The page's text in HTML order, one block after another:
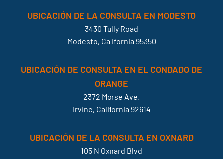
UBICACIÓN DE LA CONSULTA EN MODESTO
3430 Tully Road
Modesto, California 95350
UBICACIÓN DE CONSULTA EN EL CONDADO DE
ORANGE
2372 Morse Ave.
Irvine, California 92614
UBICACIÓN DE LA CONSULTA EN OXNARD
105 N Oxnard Blvd